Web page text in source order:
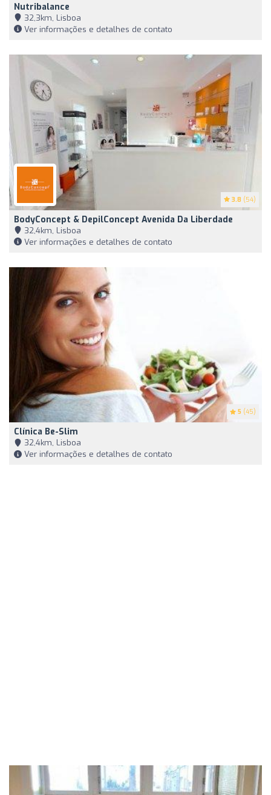
Nutribalance
32,3km, Lisboa
Ver informações e detalhes de contato
3.8 (54)
BodyConcept & DepilConcept Avenida Da Liberdade
32,4km, Lisboa
Ver informações e detalhes de contato
5 (45)
Clínica Be-Slim
32,4km, Lisboa
Ver informações e detalhes de contato